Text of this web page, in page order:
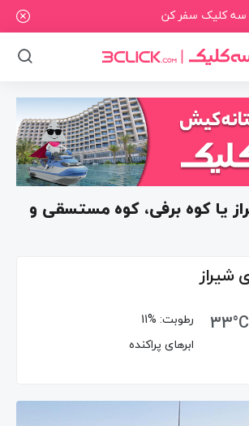
سه کلیک سفر کن
یا کوه برفی، کوه مستسقی و
33°C
رطوبت: 11%
ابرهای پراکنده